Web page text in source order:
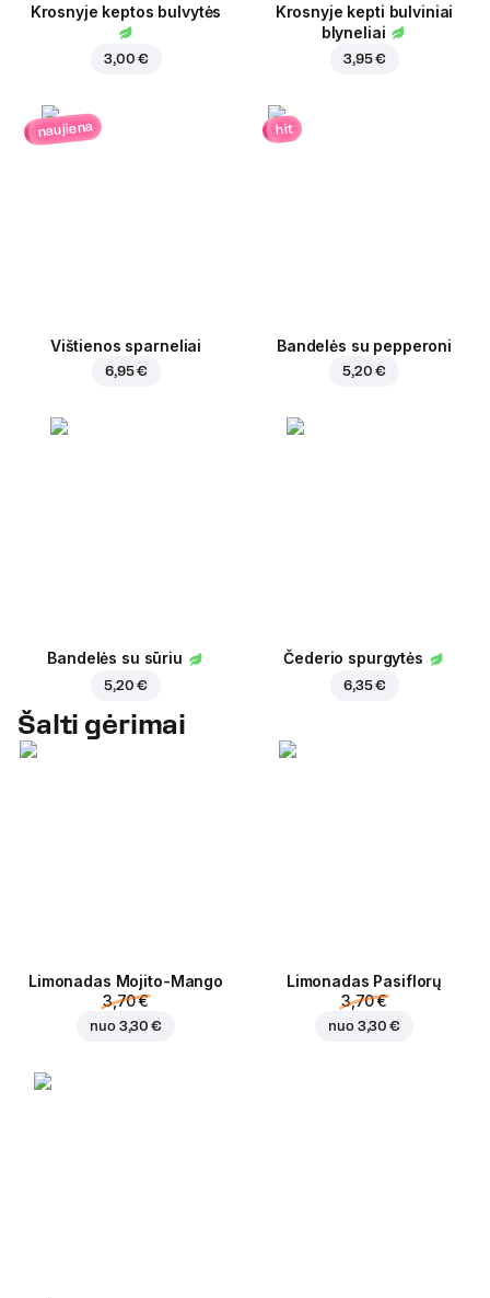
Krosnyje keptos bulvytės
3,00 €
Krosnyje kepti bulviniai
blyneliai
3,95 €
naujiena
Vištienos sparneliai
6,95 €
hit
Bandelės su pepperoni
5,20 €
Bandelės su sūriu
5,20 €
Čederio spurgytės
6,35 €
Šalti gėrimai
Limonadas Mojito-Mango
3,70 €
nuo 3,30 €
Limonadas Pasiflorų
3,70 €
nuo 3,30 €